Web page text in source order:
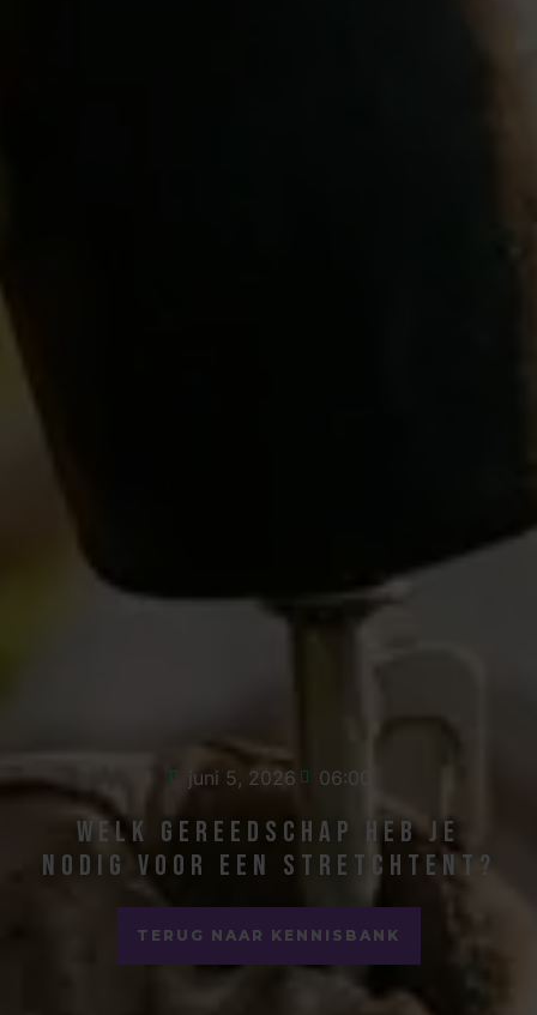
juni 5, 2026 06:00
Welk gereedschap heb je
nodig voor een stretchtent?
TERUG NAAR KENNISBANK